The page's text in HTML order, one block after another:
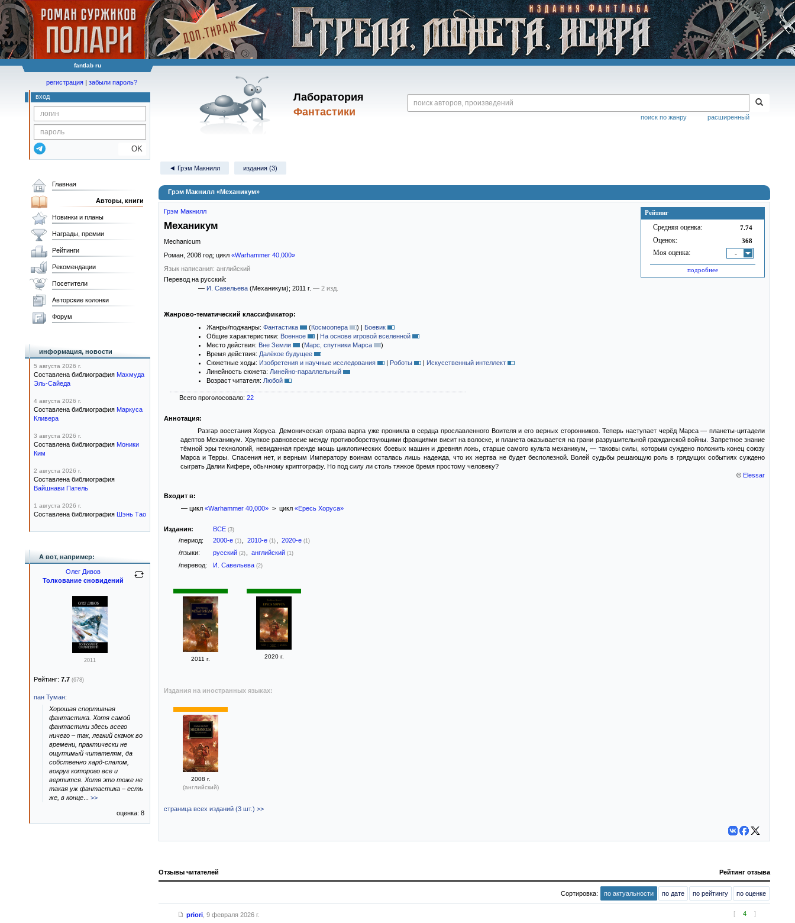
fantlab ru
Лаборатория
Фантастики
расширенный
поиск по жанру
регистрация | забыли пароль?
вход
OK
◄ Грэм Макнилл издания (3)
Грэм Макнилл «Механикум»
Рейтинг
Средняя оценка: 7.74
Оценок: 368
Моя оценка: -
подробнее
Грэм Макнилл
Механикум
Mechanicum
Роман, 2008 год; цикл «Warhammer 40,000»
Язык написания: английский
Перевод на русский:
— И. Савельева (Механикум); 2011 г. — 2 изд.
Жанрово-тематический классификатор:
Жанры/поджанры: Фантастика (Космоопера ) | Боевик
Общие характеристики: Военное | На основе игровой вселенной
Место действия: Вне Земли (Марс, спутники Марса
)
Время действия: Далёкое будущее
Сюжетные ходы: Изобретения и научные исследования | Роботы | Искусственный интеллект
Линейность сюжета: Линейно-параллельный
Возраст читателя: Любой
Всего проголосовало: 22
Аннотация:
Разгар восстания Хоруса. Демоническая отрава варпа уже проникла в сердца прославленного Воителя и его верных сторонников. Теперь наступает черёд Марса — планеты-цитадели
адептов Механикум. Хрупкое равновесие между противоборствующими фракциями висит на волоске, и планета оказывается на грани разрушительной гражданской войны. Запретное знание
тёмной эры технологий, невиданная прежде мощь циклопических боевых машин и древняя ложь, старше самого культа механикум, — таковы силы, которым суждено положить конец союзу
Марса и Терры. Спасения нет, и верным Императору воинам осталась лишь надежда, что их жертва не будет бесполезной. Волей судьбы решающую роль в грядущих событиях суждено
сыграть Далии Кифере, обычному криптографу. Но под силу ли столь тяжкое бремя простому человеку?
© Elessar
Входит в:
— цикл «Warhammer 40,000»> цикл «Ересь Хоруса»
Издания: ВСЕ (3)
/период: 2000-е (1) 2010-е (1) 2020-е (1)
/языки: русский (2) английский (1)
/перевод: И. Савельева (2)
2011 г. 2020 г.
Издания на иностранных языках:
2008 г.
(английский)
страница всех изданий (3 шт.) >>
Отзывы читателей Рейтинг отзыва
Сортировка: по актуальности по дате по рейтингу по оценке
[ 4 ]
priori, 9 февраля 2026 г.
Главная
Авторы, книги
Новинки и планы
Награды, премии
Рейтинги
Рекомендации
Посетители
Авторские колонки
Форум
информация, новости
5 августа 2026 г.
Составлена библиография Махмуда
Эль-Сайеда
4 августа 2026 г.
Составлена библиография Маркуса
Кливера
3 августа 2026 г.
Составлена библиография Моники
Ким
2 августа 2026 г.
Составлена библиография
Вайшнави Патель
1 августа 2026 г.
Составлена библиография Шэнь Тао
А вот, например:
Олег Дивов
Толкование сновидений
2011
Рейтинг: 7.7 (678)
пан Туман:
Хорошая спортивная
фантастика. Хотя самой
фантастики здесь всего
ничего – так, легкий скачок во
времени, практически не
ощутимый читателям, да
собственно хард-слалом,
вокруг которого все и
вертится. Хотя это тоже не
такая уж фантастика – есть
же, в конце
>>
оценка: 8